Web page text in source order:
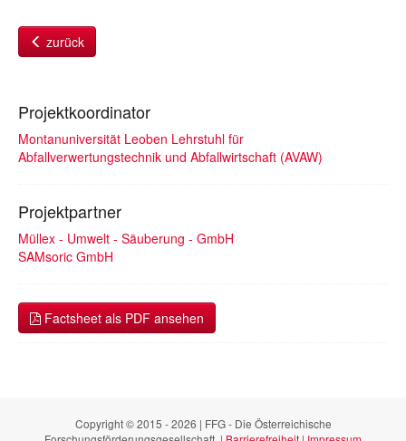
zurück
Projektkoordinator
Montanuniversität Leoben Lehrstuhl für
Abfallverwertungstechnik und Abfallwirtschaft (AVAW)
Projektpartner
Müllex - Umwelt - Säuberung - GmbH
SAMsoric GmbH
Factsheet als PDF ansehen
Copyright © 2015 - 2026 | FFG - Die Österreichische